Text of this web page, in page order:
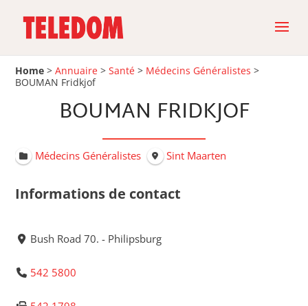
Home >Annuaire >Santé > Médecins Généralistes >
BOUMAN Fridkjof
BOUMAN FRIDKJOF
Médecins Généralistes Sint Maarten
Informations de contact
Bush Road 70. - Philipsburg
542 5800